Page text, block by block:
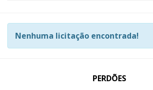
Nenhuma licitação encontrada!
PERDÕES